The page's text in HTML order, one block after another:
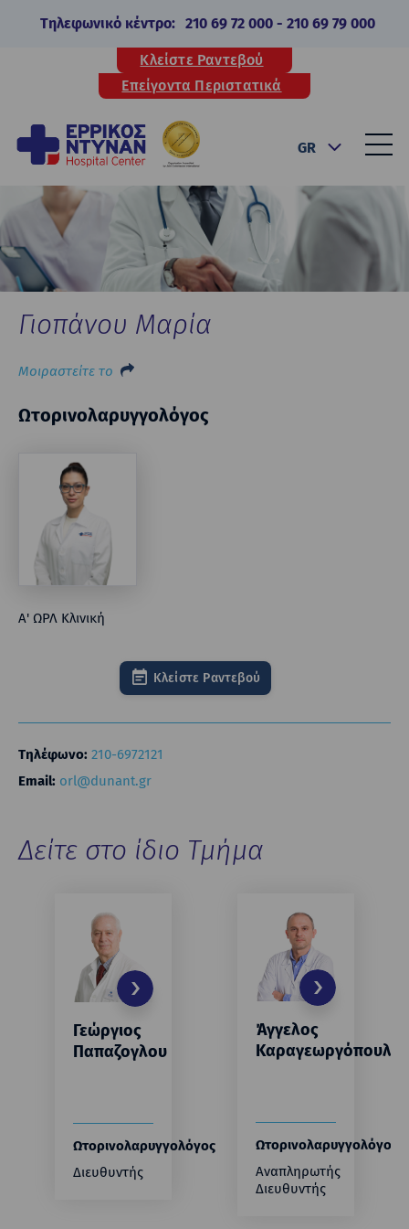
Τηλεφωνικό κέντρο: 210 69 72 000- 210 69 79 000
Κλείστε Ραντεβού
Επείγοντα Περιστατικά
GR
Γιοπάνου Μαρία
Μοιραστείτε το
Ωτορινoλαρυγγολόγος
Α' ΩΡΛ Κλινική
Κλείστε Ραντεβού
Τηλέφωνο: 210-6972121
Email: orl@dunant.gr
Δείτε στο ίδιο Τμήμα
Γεώργιος
Παπαζογλου
Ωτορινoλαρυγγολόγος
Διευθυντής
Άγγελος
Καραγεωργόπουλος
Ωτορινoλαρυγγολόγος
Αναπληρωτής
Διευθυντής